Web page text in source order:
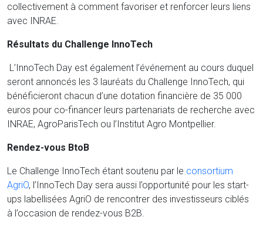
collectivement à comment favoriser et renforcer leurs liens
avec INRAE.
Résultats du Challenge InnoTech
L’InnoTech Day est également l’événement au cours duquel
seront annoncés les 3 lauréats du Challenge InnoTech, qui
bénéficieront chacun d’une dotation financière de 35 000
euros pour co-financer leurs partenariats de recherche avec
INRAE, AgroParisTech ou l’Institut Agro Montpellier.
Rendez-vous BtoB
Le Challenge InnoTech étant soutenu par le consortium
AgriO, l’InnoTech Day sera aussi l’opportunité pour les start-
ups labellisées AgriO de rencontrer des investisseurs ciblés
à l’occasion de rendez-vous B2B.